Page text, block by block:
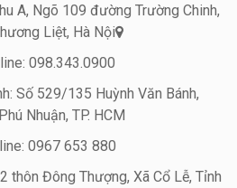
A, Ngõ 109 đường Trường Chinh,
Liệt, Hà Nội
098.343.0900
Số 529/135 Huỳnh Văn Bánh,
Nhuận, TP. HCM
0967 653 880
thôn Đông Thượng, Xã Cổ Lễ, Tỉnh